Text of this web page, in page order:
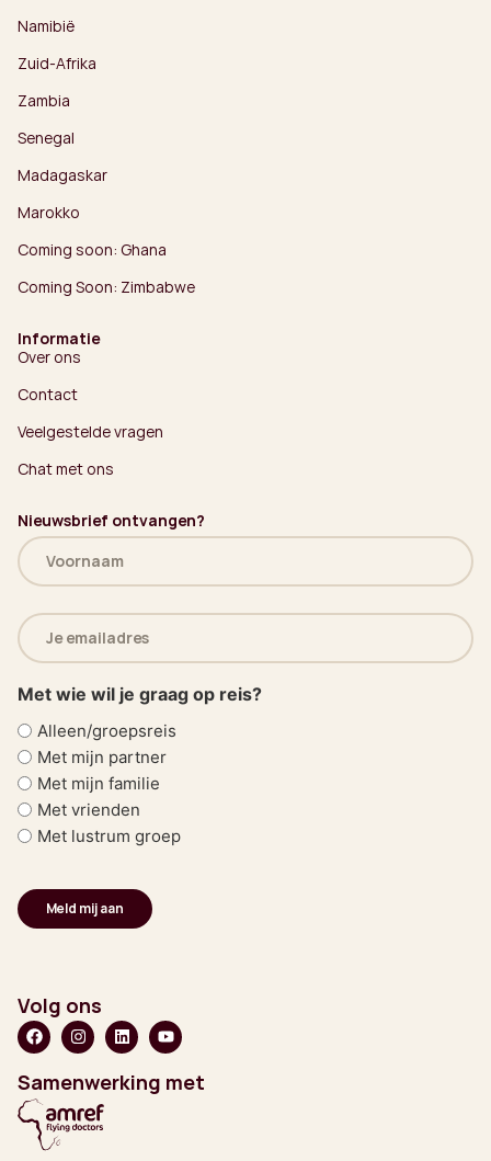
Namibië
Zuid-Afrika
Zambia
Senegal
Madagaskar
Marokko
Coming soon: Ghana
Coming Soon: Zimbabwe
Informatie
Over ons
Contact
Veelgestelde vragen
Chat met ons
Nieuwsbrief ontvangen?
Naam
(Vereist)
E-
mailadres
(Vereist)
Met wie wil je graag op reis?
Alleen/groepsreis
Met mijn partner
Met mijn familie
Met vrienden
Met lustrum groep
Volg ons
Samenwerking met